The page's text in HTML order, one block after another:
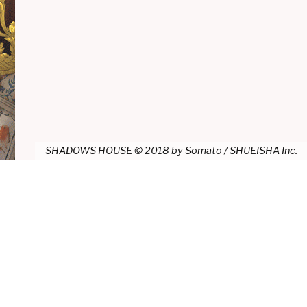
SHADOWS HOUSE © 2018 by Somato / SHUEISHA Inc.